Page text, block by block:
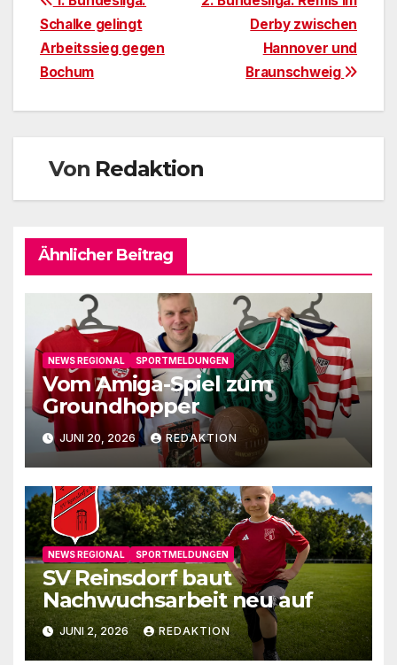
Derby zwischen
Hannover und
Braunschweig
Schalke gelingt
Arbeitssieg gegen
Bochum
Von Redaktion
Ähnlicher Beitrag
NEWS REGIONAL SPORTMELDUNGEN
Vom Amiga-Spiel zum
Groundhopper
JUNI 20, 2026 REDAKTION
NEWS REGIONAL SPORTMELDUNGEN
SV Reinsdorf baut
Nachwuchsarbeit neu auf
JUNI 2, 2026 REDAKTION